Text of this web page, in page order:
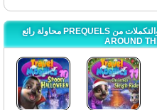
محاولة رائع PREQUELS والتكملات من TRAVEL MOSAICS 6: CHRISTMAS